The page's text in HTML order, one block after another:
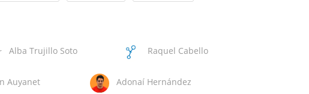
Alba Trujillo Soto Raquel Cabello
Auyanet
Adonaí Hernández